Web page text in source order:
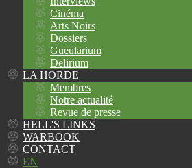
Cinéma
Arts Noirs
Dossiers
Gueularium
Delirium
LA HORDE
Membres
Notre actualité
Revue de presse
HELL'S LINKS
WARBOOK
CONTACT
EN